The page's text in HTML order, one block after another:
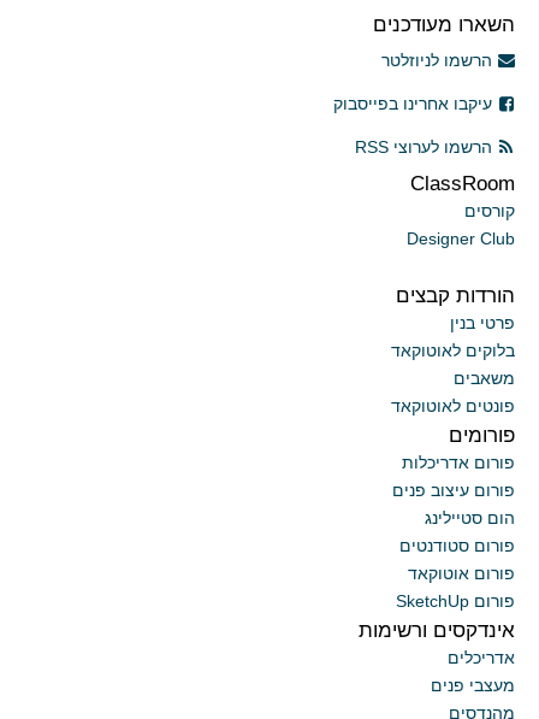
השארו מעודכנים
הרשמו לניוזלטר
עיקבו אחרינו בפייסבוק
הרשמו לערוצי RSS
ClassRoom
קורסים
Designer Club
הורדות קבצים
פרטי בנין
בלוקים לאוטוקאד
משאבים
פונטים לאוטוקאד
פורומים
פורום אדריכלות
פורום עיצוב פנים
הום סטיילינג
פורום סטודנטים
פורום אוטוקאד
פורום SketchUp
אינדקסים ורשימות
אדריכלים
מעצבי פנים
מהנדסים